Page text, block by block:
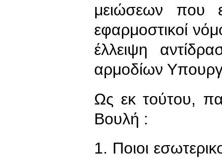
μειώσεων που
εφαρμοστικοί
έλλειψη
αρμοδίων
Ως εκ τούτου,
Βουλή :
1. Ποιοι